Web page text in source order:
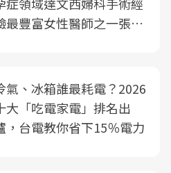
最豐富女性醫師之一張永
田醫院建構360度女性健
康照護生態圈
氣、冰箱誰最耗電？2026
大「吃電家電」排名出
，台電教你省下15％電力